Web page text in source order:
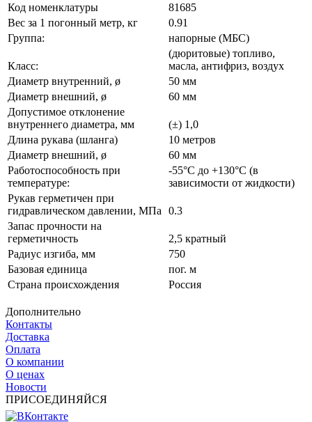
Код номенклатуры
81685
Вес за 1 погонный метр, кг
0.91
Группа:
напорные (МБС)
Класс:
(дюритовые) топливо,
масла, антифриз, воздух
Диаметр внутренний, ø
50 мм
Диаметр внешний, ø
60 мм
Допустимое отклонение
внутреннего диаметра, мм
(±) 1,0
Длина рукава (шланга)
10 метров
Диаметр внешний, ø
60 мм
Работоспособность при
температуре:
-55°С до +130°С (в
зависимости от жидкости)
Рукав герметичен при
гидравлическом давлении, МПа
0.3
Запас прочности на
герметичность
2,5 кратный
Радиус изгиба, мм
750
Базовая единица
пог. м
Страна происхождения
Россия
Дополнительно
Контакты
Доставка
Оплата
О компании
О ценах
Новости
ПРИСОЕДИНЯЙСЯ